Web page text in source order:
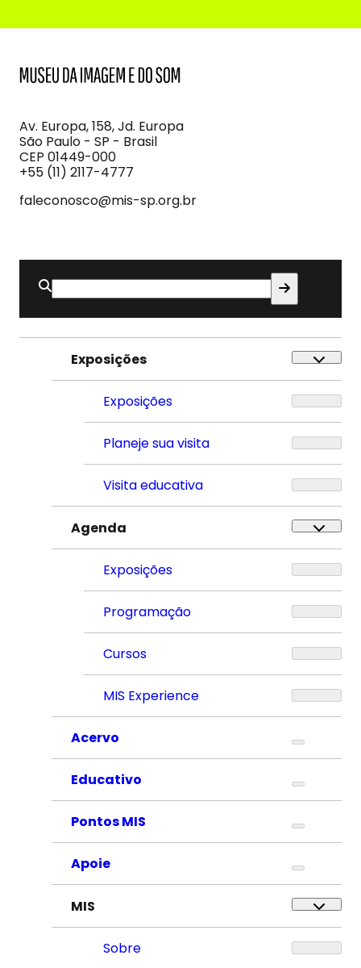
Imagem
e
do
Som
Av. Europa, 158, Jd. Europa
São Paulo - SP - Brasil
CEP 01449-000
+55 (11) 2117-4777
faleconosco@mis-sp.org.br
Buscar
por:
Exposições
Exposições
Planeje sua visita
Visita educativa
Agenda
Exposições
Programação
Cursos
MIS Experience
Acervo
Educativo
Pontos MIS
Apoie
MIS
Sobre